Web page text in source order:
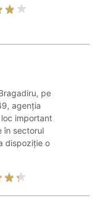
pe
agenția
important
în sectorul
dispoziție o